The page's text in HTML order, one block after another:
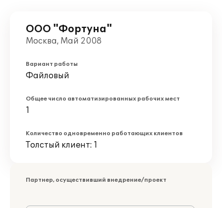
ООО "Фортуна"
Москва, Май 2008
Вариант работы
Файловый
Общее число автоматизированных рабочих мест
1
Количество одновременно работающих клиентов
Толстый клиент: 1
Партнер, осуществивший внедрение/проект